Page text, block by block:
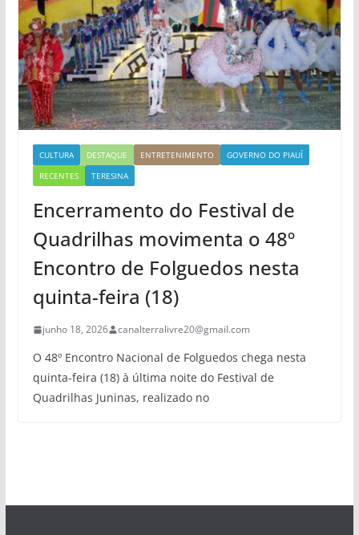
CULTURA DESTAQUE ENTRETENIMENTO
GOVERNO DO PIAUÍ
RECENTES
TERESINA
Encerramento do Festival de
Quadrilhas movimenta o 48º
Encontro de Folguedos nesta
quinta-feira (18)
junho 18, 2026 canalterralivre20@gmail.com
O 48º Encontro Nacional de Folguedos chega nesta
quinta-feira (18) à última noite do Festival de
Quadrilhas Juninas, realizado no